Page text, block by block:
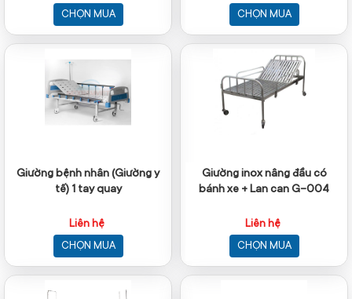
CHỌN MUA
CHỌN MUA
Giường bệnh nhân (Giường y
tế) 1 tay quay
Liên hệ
CHỌN MUA
Giường inox nâng đầu có
bánh xe + Lan can G-004
Liên hệ
CHỌN MUA